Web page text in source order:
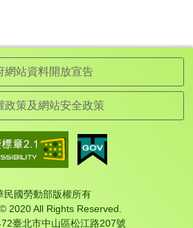
民國勞動部版權所有
2020 All Rights Reserved.
臺北市中山區松江路207號
網站資料開放宣告
政策及網站安全政策